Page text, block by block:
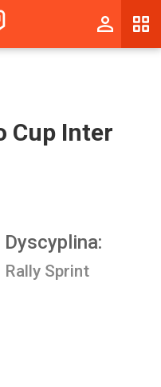
Cup Inter
Dyscyplina:
Rally Sprint